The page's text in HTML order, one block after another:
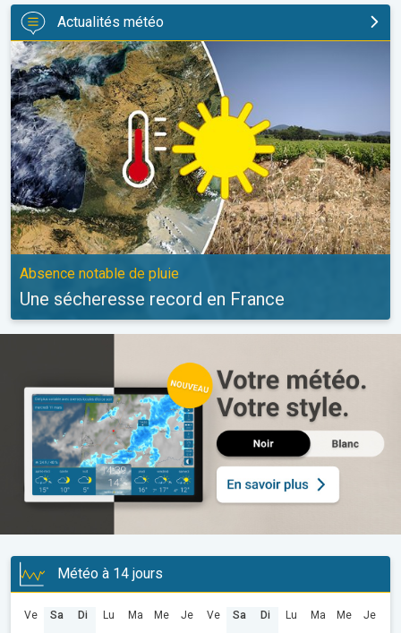
Actualités météo
Une sécheresse record en France. Absence notable de pluie. .
Absence notable de pluie
Une sécheresse record en France
Météo à 14 jours
Ve Sa Di Lu Ma Me Je Ve Sa Di Lu Ma Me Je